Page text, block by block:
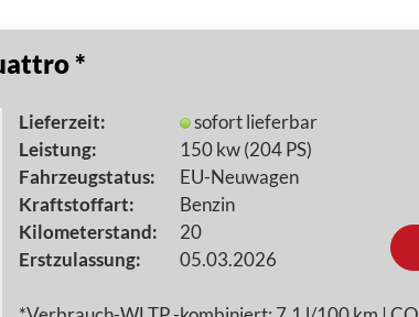
*
Lieferzeit:
Leistung:
Fahrzeugstatus:
Kraftstoffart:
Kilometerstand:
Erstzulassung:
sofort lieferbar
150 kw (204 PS)
EU-Neuwagen
Benzin
20
05.03.2026